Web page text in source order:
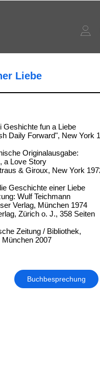
Liebe
Geshichte fun a Liebe
Daily Forward", New York
Originalausgabe:
a Love Story
& Giroux, New York
Geschichte einer Liebe
Wulf Teichmann
Verlag, München 1974
Zürich o. J., 358 Seiten
Zeitung / Bibliothek,
München 2007
Buchbesprechung